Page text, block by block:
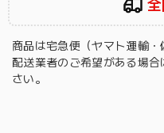
商品は宅急便（ヤマト運輸・
配送業者のご希望がある場
さい。